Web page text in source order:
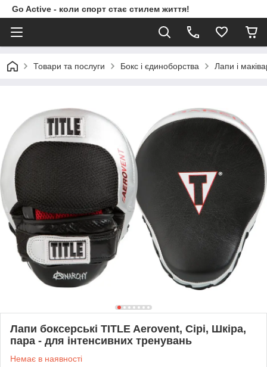
Go Active - коли спорт стає стилем життя!
Товари та послуги Бокс і єдиноборства Лапи і
Лапи боксерські TITLE Aerovent, Сірі, Шкіра,
пара - для інтенсивних тренувань
Немає в наявності